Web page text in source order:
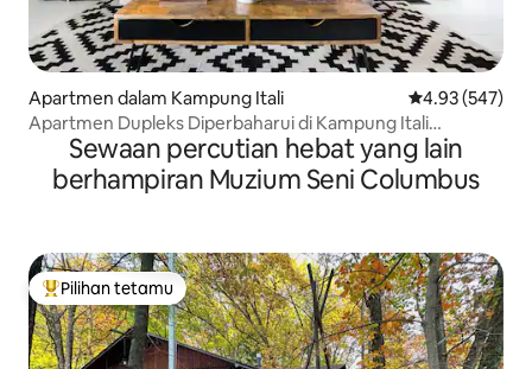
Apartmen dalam Kampung Itali Penarafan
4.93 (547)
Apartmen Dupleks Diperbaharui di Kampung Itali
Bersejarah
Sewaan percutian hebat yang lain
berhampiran Muzium Seni Columbus
Pilihan utama tetamu
Pilihan tetamu